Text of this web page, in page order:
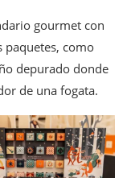
gourmet con
paquetes, como
depurado donde
de una fogata.